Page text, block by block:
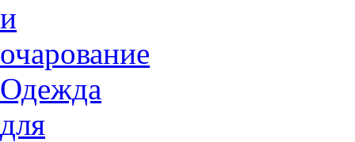
и
очарованиe
Одежда
для